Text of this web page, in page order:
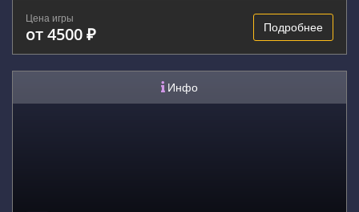
Цена игры
от 4500 ₽ Подробнее
Инфо